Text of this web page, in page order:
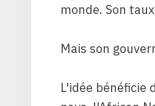
monde. Son
Mais son
L'idée